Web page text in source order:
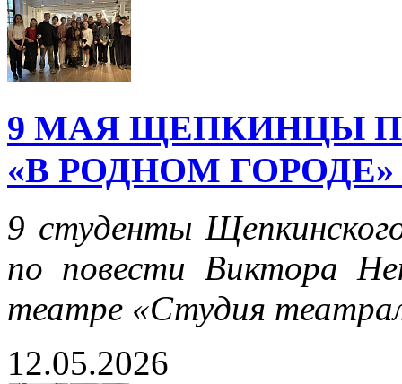
9 МАЯ ЩЕПКИНЦЫ
«В РОДНОМ
9 студенты
по повести Виктора
театре «Студия
12.05.2026